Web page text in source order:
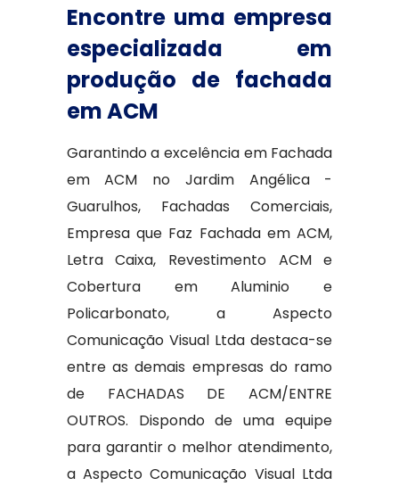
Encontre uma empresa
especializada em
produção de fachada
em ACM
Garantindo a excelência em Fachada
em ACM no Jardim Angélica -
Guarulhos, Fachadas Comerciais,
Empresa que Faz Fachada em ACM,
Letra Caixa, Revestimento ACM e
Cobertura em Aluminio e
Policarbonato, a Aspecto
Comunicação Visual Ltda destaca-se
entre as demais empresas do ramo
de FACHADAS DE ACM/ENTRE
OUTROS. Dispondo de uma equipe
para garantir o melhor atendimento,
a Aspecto Comunicação Visual Ltda